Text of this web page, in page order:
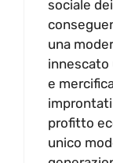
sociale
una
innescato
e
profitto
unico